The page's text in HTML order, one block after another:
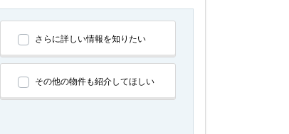
さらに詳しい情報を知りたい
その他の物件も紹介してほしい